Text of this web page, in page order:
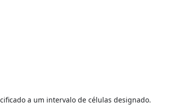
a um intervalo de células designado.